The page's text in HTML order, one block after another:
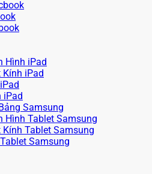
Hình iPad
iPad
iPad
Samsung
Hình Tablet Samsung
Tablet Samsung
Samsung